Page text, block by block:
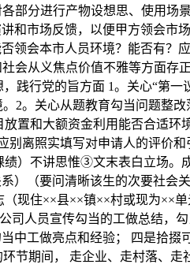
部分进行产物设想思、使用场
和市场反馈，以便甲方领会市
领会本市人员环境？能否有？
会从义焦点价值不雅等方面存
，践行党的旨方面 1。关心“第
2。关心从题教育勾当问题整
放置和大额资金利用能否合适
别离照实填写对申请人的评价
绩）不讲思惟③文末表白立场。
）（要问清晰该生的次要社会
现住××县××镇××村或现为××
司人员宣传勾当的工做总结，
中工做亮点和经验； 四是拾
节期间， 走企业、走村落、